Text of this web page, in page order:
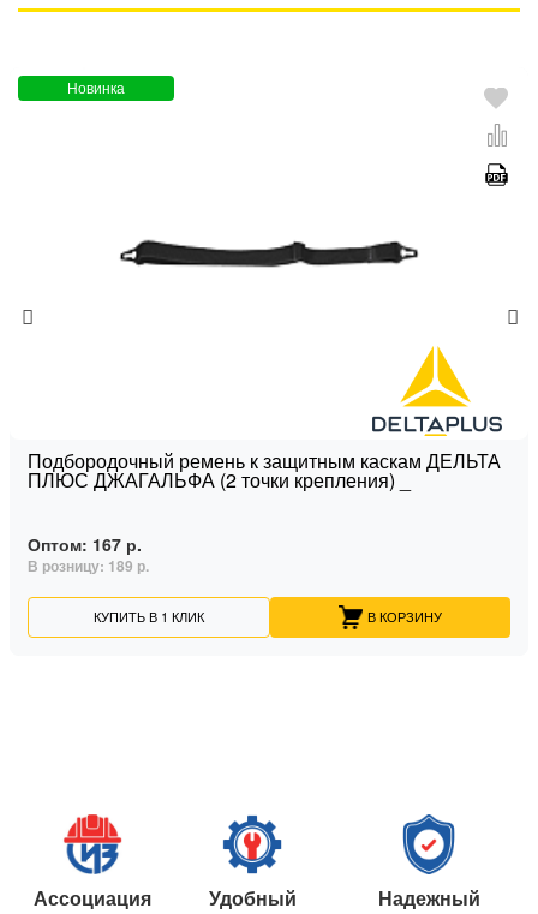
Новинка
Подбородочный ремень к защитным каскам ДЕЛЬТА
ПЛЮС ДЖАГАЛЬФА (2 точки крепления) _
Оптом: 167 р.
В розницу: 189 р.
КУПИТЬ В 1 КЛИК В КОРЗИНУ
Ассоциация
Удобный
Надежный